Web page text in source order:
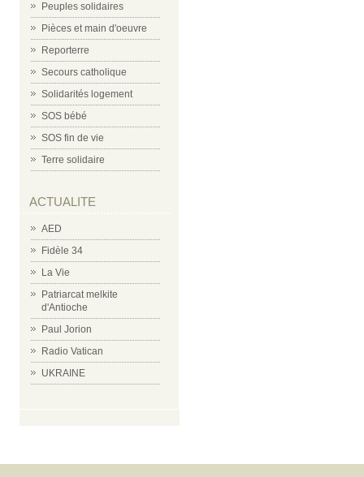
Peuples solidaires
Pièces et main d'oeuvre
Reporterre
Secours catholique
Solidarités logement
SOS bébé
SOS fin de vie
Terre solidaire
ACTUALITE
AED
Fidèle 34
La Vie
Patriarcat melkite
d'Antioche
Paul Jorion
Radio Vatican
UKRAINE